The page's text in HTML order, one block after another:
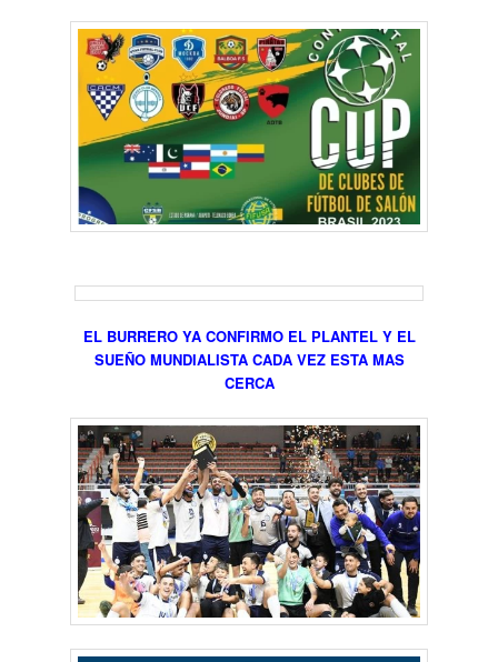
EL BURRERO YA CONFIRMO EL PLANTEL Y EL
SUEÑO MUNDIALISTA CADA VEZ ESTA MAS
CERCA